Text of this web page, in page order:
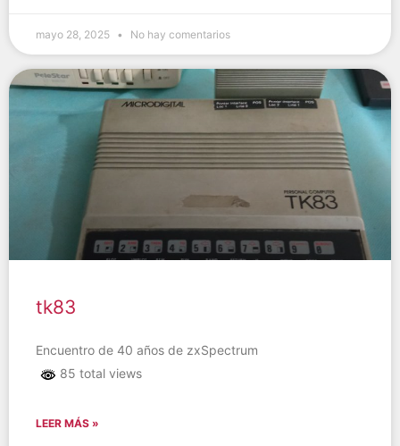
mayo 28, 2025 No hay comentarios
tk83
Encuentro de 40 años de zxSpectrum
85 total views
LEER MÁS »